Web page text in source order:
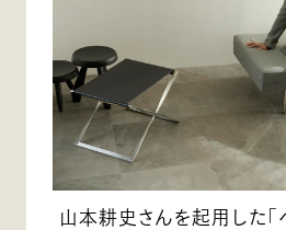
山本耕史さんを起用した「